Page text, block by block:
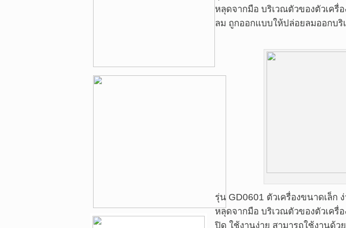
หลุดจากมือ บริเวณตัวของตัวเครื่
ลม ถูกออกแบบให้ปล่อยลมออกบ
รุ่น GD0601 ตัวเครื่องขนาดเล็ก
หลุดจากมือ บริเวณตัวของตัวเครื่
ปิด ใช้งานง่าย สามารถใช้งานด้